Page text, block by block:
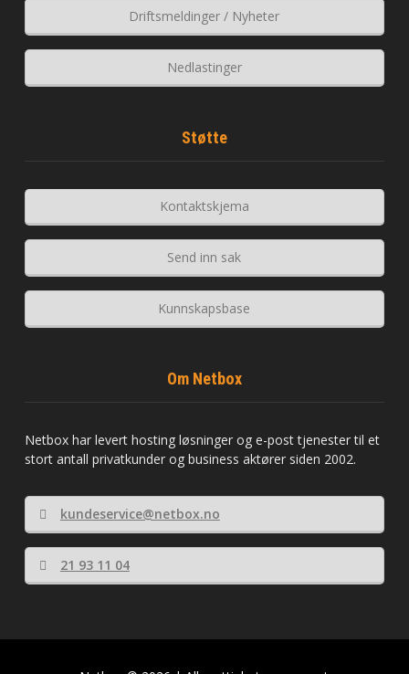
Driftsmeldinger / Nyheter
Nedlastinger
Støtte
Kontaktskjema
Send inn sak
Kunnskapsbase
Om Netbox
Netbox har levert hosting løsninger og e-post tjenester til et
stort antall privatkunder og business aktører siden 2002.
kundeservice@netbox.no
21 93 11 04